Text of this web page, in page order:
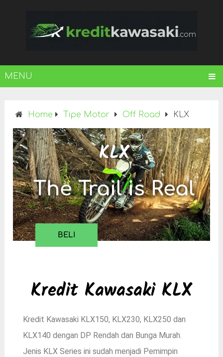
MENU
Home Tipe Motor Off Road KLX
KLX
The Trail is Real
BELI
Kredit Kawasaki KLX
Kredit Kawasaki KLX150, KLX230, KLX250 dan
KLX140 dengan DP Rendah dan Bunga Murah.
Jenis KLX Series ini sudah menjadi Pemimpin